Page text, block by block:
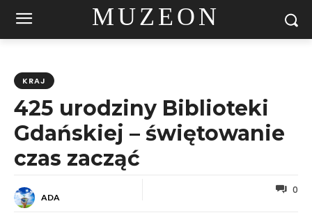
MUZEON
KRAJ
425 urodziny Biblioteki
Gdańskiej – świętowanie
czas zacząć
ADA
0